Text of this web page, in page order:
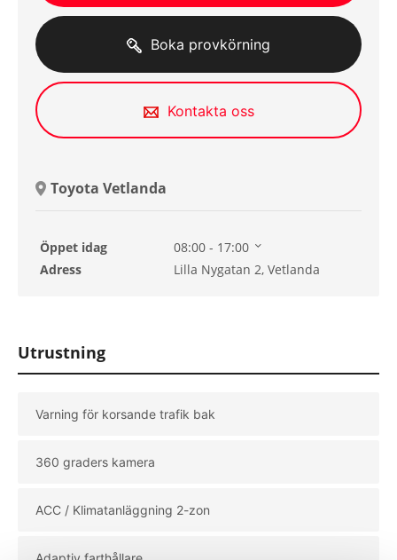
Boka provkörning
Kontakta oss
Toyota Vetlanda
Öppet idag
08:00 - 17:00
Tisdag
08:00 - 17:00
Adress Lilla Nygatan 2, Vetlanda
Utrustning
Varning för korsande trafik bak
360 graders kamera
ACC / Klimatanläggning 2-zon